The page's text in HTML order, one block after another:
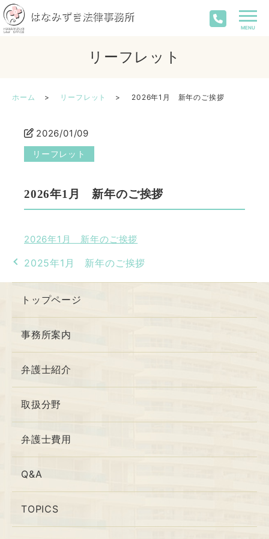
リーフレット
ホーム リーフレット 2026年1月 新年のご挨拶
2026/01/09
リーフレット
2026年1月 新年のご挨拶
2026年1月 新年のご挨拶
2025年1月 新年のご挨拶
トップページ
事務所案内
弁護士紹介
取扱分野
弁護士費用
Q&A
TOPICS